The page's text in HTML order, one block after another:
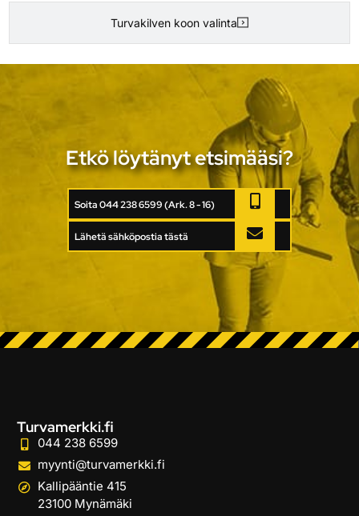
Turvakilven koon valinta
Etkö löytänyt etsimääsi?
Soita 044 238 6599 (Ark. 8 - 16)
Lähetä sähköpostia tästä
Turvamerkki.fi
044 238 6599
myynti@turvamerkki.fi
Kallipääntie 415
23100 Mynämäki